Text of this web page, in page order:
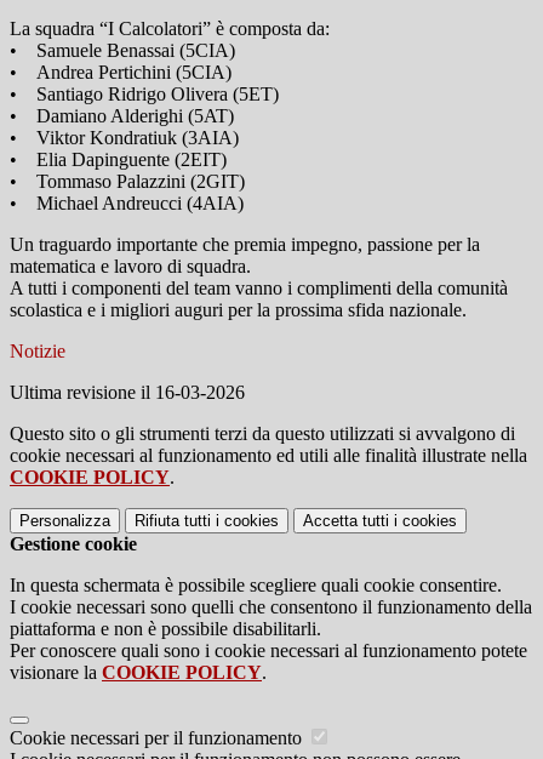
La squadra “I Calcolatori” è composta da:
• Samuele Benassai (5CIA)
• Andrea Pertichini (5CIA)
• Santiago Ridrigo Olivera (5ET)
• Damiano Alderighi (5AT)
• Viktor Kondratiuk (3AIA)
• Elia Dapinguente (2EIT)
• Tommaso Palazzini (2GIT)
• Michael Andreucci (4AIA)
Un traguardo importante che premia impegno, passione per la
matematica e lavoro di squadra.
A tutti i componenti del team vanno i complimenti della comunità
scolastica e i migliori auguri per la prossima sfida nazionale.
Notizie
Ultima revisione il 16-03-2026
Questo sito o gli strumenti terzi da questo utilizzati si avvalgono di
cookie necessari al funzionamento ed utili alle finalità illustrate nella
COOKIE POLICY.
Personalizza Rifiuta tutti i cookies Accetta tutti i cookies
Gestione cookie
In questa schermata è possibile scegliere quali cookie consentire.
I cookie necessari sono quelli che consentono il funzionamento della
piattaforma e non è possibile disabilitarli.
Per conoscere quali sono i cookie necessari al funzionamento potete
visionare la COOKIE POLICY.
Cookie necessari per il funzionamento